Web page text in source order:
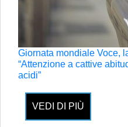
Giornata mondiale Voce,
“Attenzione a cattive
acidi”
VEDI DI PIÙ